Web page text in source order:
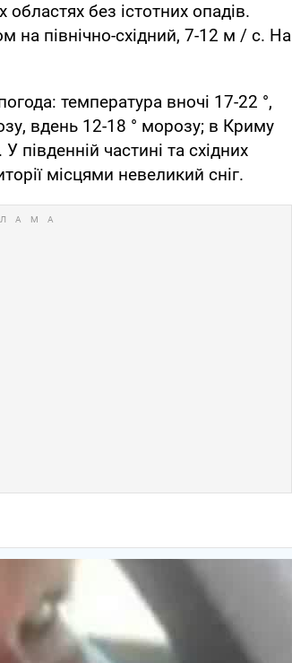
областях без істотних опадів.
на північно-східний, 7-12 м / с. На
температура вночі 17-22 °,
вдень 12-18 ° морозу; в Криму
південній частині та східних
місцями невеликий сніг.